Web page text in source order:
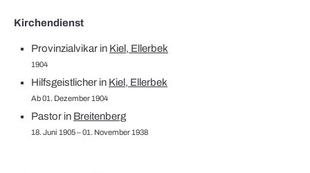
Kirchendienst
Provinzialvikar in Kiel, Ellerbek
1904
Hilfsgeistlicher in Kiel, Ellerbek
Ab 01. Dezember 1904
Pastor in Breitenberg
18. Juni 1905 – 01. November 1938